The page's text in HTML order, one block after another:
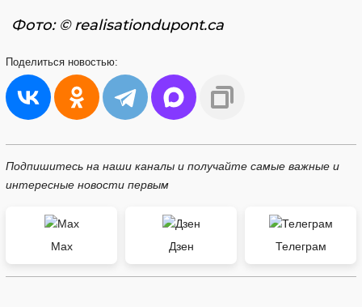
Фото: © realisationdupont.ca
Поделиться новостью:
Подпишитесь на наши каналы и получайте самые важные и
интересные новости первым
Max Дзен Телеграм